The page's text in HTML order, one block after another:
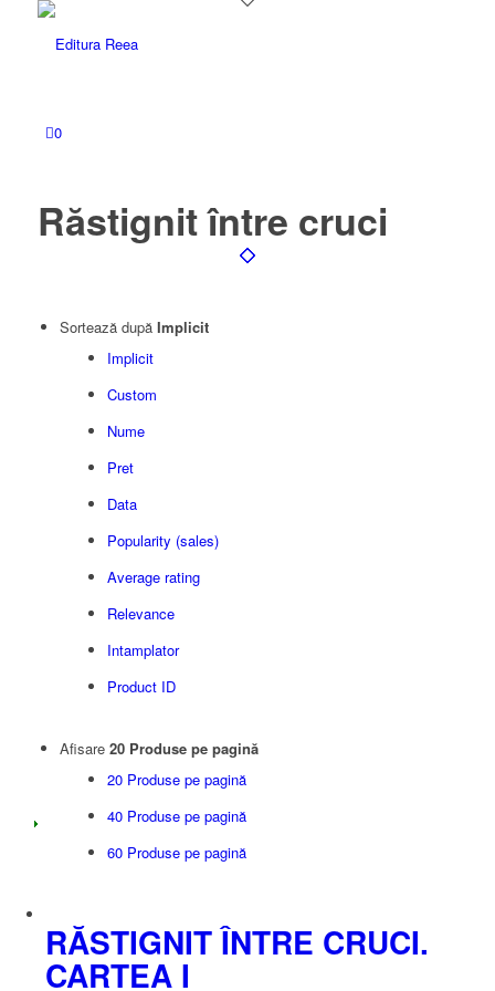
0
Răstignit între cruci
Sortează după Implicit
Implicit
Custom
Nume
Pret
Data
Popularity (sales)
Average rating
Relevance
Intamplator
Product ID
Afisare 20 Produse pe pagină
20 Produse pe pagină
40 Produse pe pagină
60 Produse pe pagină
RĂSTIGNIT ÎNTRE CRUCI.
CARTEA I